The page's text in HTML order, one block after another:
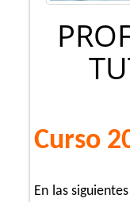
Curso
En las